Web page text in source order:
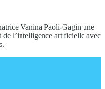
Vanina Paoli-Gagin une
de l’intelligence artificielle avec